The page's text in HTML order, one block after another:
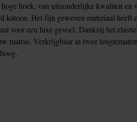
hoek, van uitzonderlijke kwaliteit en
katoen. Het fijn geweven materiaal heeft
voor een luxe gevoel. Dankzij het
matras. Verkrijgbaar in twee